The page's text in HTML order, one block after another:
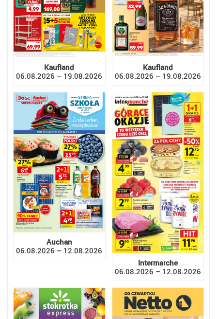
Kaufland
06.08.2026 – 19.08.2026
Kaufland
06.08.2026 – 19.08.2026
Auchan
06.08.2026 – 12.08.2026
Intermarche
06.08.2026 – 12.08.2026